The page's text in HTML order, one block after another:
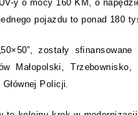
y o mocy 160 KM, o
pojazdu to ponad 180
zostały
Małopolski,
Policji.